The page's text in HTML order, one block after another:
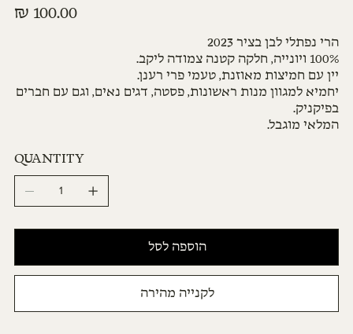
מחיר ‏100.00 ‏₪
הרי נפתלי לבן בציר 2023
100% ויונייה, חלקה קטנה צמודה ליקב.
יין עם חמיצות מאוזנת, טעמי פרי רענן.
יחמיא למגוון מנות ראשונות, פסטה, דגים נאים, וגם עם חברים
בפיקניק.
המלאי מוגבל.
QUANTITY
הוספה לסל
לקנייה מהירה